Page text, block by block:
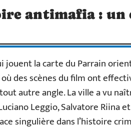
antimafia : un
la carte du Parrain
où des scènes du film ont
autre angle. La ville a vu
Leggio, Salvatore Riina
singulière dans l’histoire